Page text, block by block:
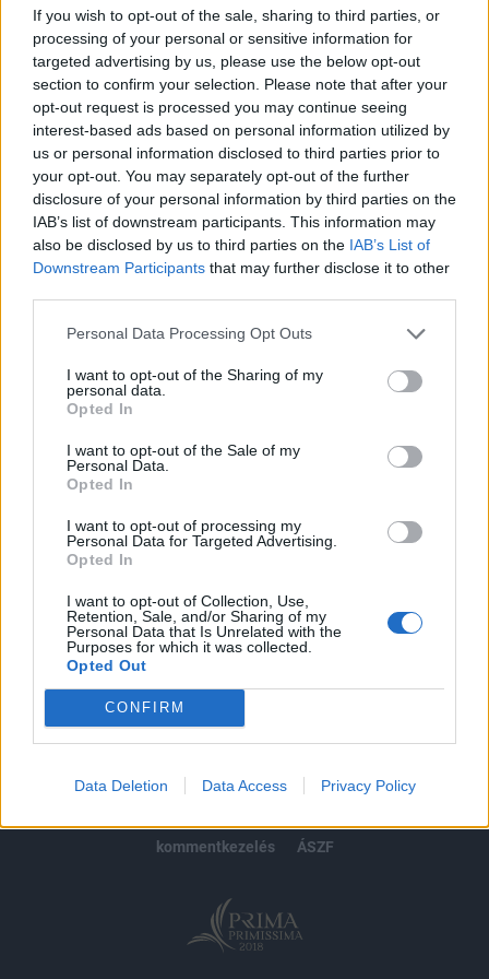
If you wish to opt-out of the sale, sharing to third parties, or
processing of your personal or sensitive information for
targeted advertising by us, please use the below opt-out
section to confirm your selection. Please note that after your
opt-out request is processed you may continue seeing
interest-based ads based on personal information utilized by
us or personal information disclosed to third parties prior to
your opt-out. You may separately opt-out of the further
disclosure of your personal information by third parties on the
IAB’s list of downstream participants. This information may
also be disclosed by us to third parties on the IAB’s List of
Downstream Participants that may further disclose it to other
Personal Data Processing Opt Outs
I want to opt-out of the Sharing of my
personal data.
Opted In
I want to opt-out of the Sale of my
Personal Data.
Opted In
I want to opt-out of processing my
Personal Data for Targeted Advertising.
Opted In
I want to opt-out of Collection, Use,
Retention, Sale, and/or Sharing of my
Personal Data that Is Unrelated with the
Purposes for which it was collected.
Opted Out
CONFIRM
Data Deletion Data Access Privacy Policy
gyakorlati alkalmazásáról is szó lesz a Portfolio-MAGE Ipar
4.0 konferencián. Regisztráljon Ön is!Információ és
jelentkezés A hűtőtáska méretű és formájú kerekes
járművek gyalogsebességgel gurulnak a járdákon, az
amazonos csomagok kézbesítésében vesznek majd részt.
Képesek kikerülni különféle akadályokat, viszont...
KEDVES OLVASÓNK!
A keresett cikk a portfolio.hu hírarchívumához
Portfolio.hu teljes cikkarchívum
Kötéslisták: BÉT elmúlt 2 év napon belüli
MÁR ELŐFIZETŐNK VAGY?
© 2026 Portfolio
impresszum
jogi nyilatkozat
süti beállítások
kommentkezelés
ÁSZF